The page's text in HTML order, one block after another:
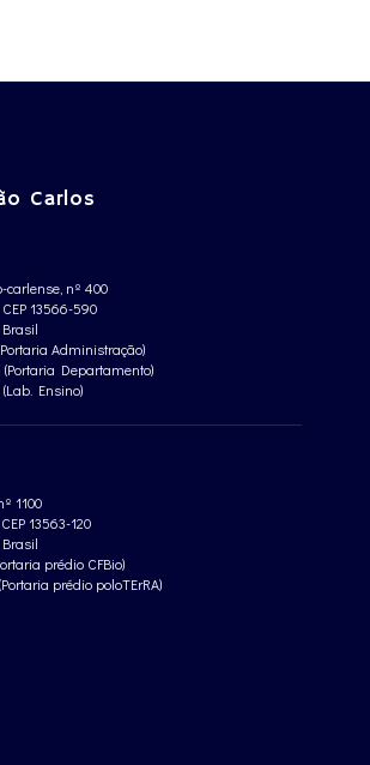
Carlos
nº 400
13566-590
Administração)
Departamento)
Ensino)
1100
13563-120
prédio CFBio)
prédio poloTErRA)